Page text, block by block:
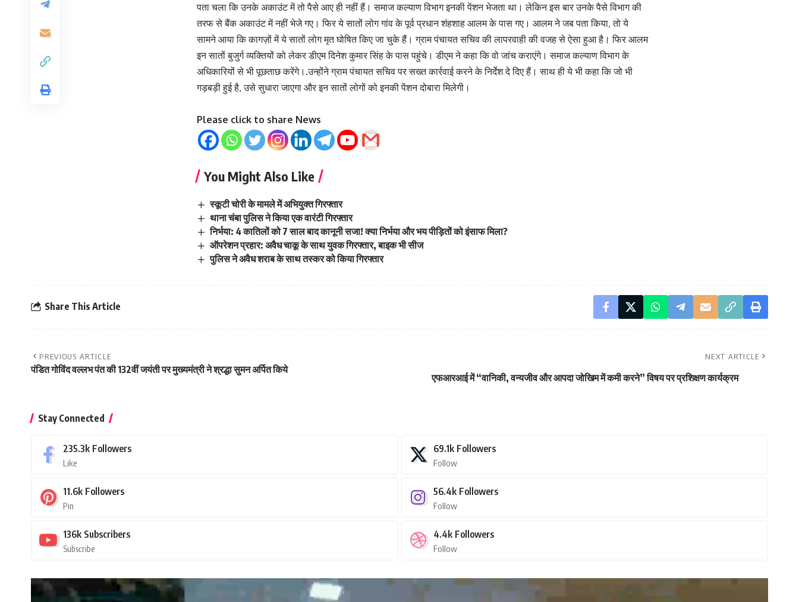
पता चला कि उनके अकाउंट में तो पैसे आए ही नहीं हैं। समाज कल्याण विभाग इनकी पेंशन भेजता था। लेकिन इस बार उनके पैसे विभाग की
तरफ से बैंक अकाउंट में नहीं भेजे गए। फिर ये सातों लोग गांव के पूर्व प्रधान शंहशाह आलम के पास गए। आलम ने जब पता किया, तो ये
सामने आया कि कागज़ों में ये सातों लोग मृत घोषित किए जा चुके हैं। ग्राम पंचायत सचिव की लापरवाही की वजह से ऐसा हुआ है। फिर आलम
इन सातों बुजुर्ग व्यक्तियों को लेकर डीएम दिनेश कुमार सिंह के पास पहुंचे। डीएम ने कहा कि वो जांच कराएंगे। समाज कल्याण विभाग के
अधिकारियों से भी पूछताछ करेंगे।.उन्होंने ग्राम पंचायत सचिव पर सख्त कार्रवाई करने के निर्देश दे दिए हैं। साथ ही ये भी कहा कि जो भी
गड़बड़ी हुई है, उसे सुधारा जाएगा और इन सातों लोगों को इनकी पेंशन दोबारा मिलेगी।
Please click to share News
You Might Also Like
स्कूटी चोरी के मामले में अभियुक्त गिरफ्तार
थाना चंबा पुलिस ने किया एक वारंटी गिरफ्तार
निर्भया: 4 कातिलों को 7 साल बाद कानूनी सजा! क्या निर्भया और भय पीड़ितों को इंसाफ मिला?
ऑपरेशन प्रहार: अवैध चाकू के साथ युवक गिरफ्तार, बाइक भी सीज
पुलिस ने अवैध शराब के साथ तस्कर को किया गिरफ्तार
Share This Article
PREVIOUS ARTICLE
पंडित गोविंद वल्लभ पंत की 132वीं जयंती पर मुख्यमंत्री ने श्रद्धा सुमन अर्पित किये
NEXT ARTICLE
एफआरआई में “वानिकी, वन्यजीव और आपदा जोखिम में कमी करने” विषय पर प्रशिक्षण कार्यक्रम
Stay Connected
235.3k Followers
Like
69.1k Followers
Follow
11.6k Followers
Pin
56.4k Followers
Follow
136k Subscribers
Subscribe
4.4k Followers
Follow